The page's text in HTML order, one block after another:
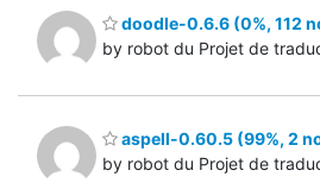
doodle-0.6.6 (0%, 112
by robot du Projet de
aspell-0.60.5 (99%, 2
by robot du Projet de